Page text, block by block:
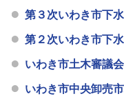
第３次いわき市下
第２次いわき市下
いわき市土木審議会
いわき市中央卸売